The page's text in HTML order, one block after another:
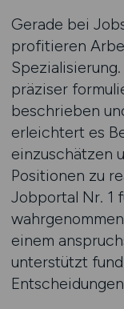
Gerade bei
profitieren
präziser
beschrieben
erleichtert es
einzuschätzen
Positionen zu
Jobportal Nr. 1
einem
unterstützt